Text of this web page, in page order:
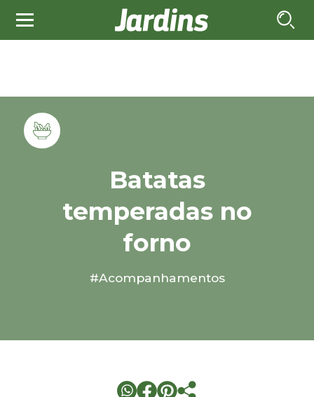
Batatas
temperadas no
forno
#Acompanhamentos